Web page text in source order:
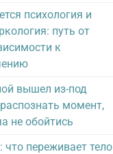
психология и
путь от
к
вышел из-под
момент,
не обойтись
что переживает тело